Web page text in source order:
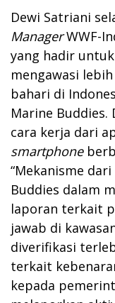
Dewi Satriani
ManagerWWF-
yang hadir
mengawasi
bahari di
Marine
cara kerja dari
smartphone
“Mekanisme
Buddies dalam
laporan terkait
jawab di
diverifikasi
terkait
kepada